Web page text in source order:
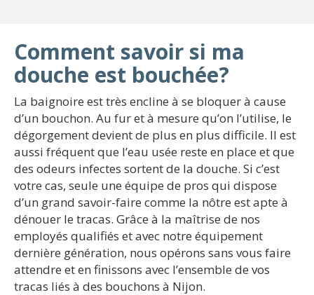
Comment savoir si ma
douche est bouchée?
La baignoire est très encline à se bloquer à cause
d’un bouchon. Au fur et à mesure qu’on l’utilise, le
dégorgement devient de plus en plus difficile. Il est
aussi fréquent que l’eau usée reste en place et que
des odeurs infectes sortent de la douche. Si c’est
votre cas, seule une équipe de pros qui dispose
d’un grand savoir-faire comme la nôtre est apte à
dénouer le tracas. Grâce à la maîtrise de nos
employés qualifiés et avec notre équipement
dernière génération, nous opérons sans vous faire
attendre et en finissons avec l’ensemble de vos
tracas liés à des bouchons à Nijon.